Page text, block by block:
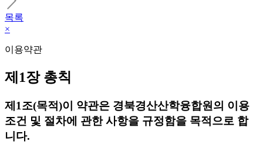
목록
×
이용약관
제1장 총칙
제1조(목적)이 약관은 경북경산산학융합원의 이용
조건 및 절차에 관한 사항을 규정함을 목적으로 합
니다.